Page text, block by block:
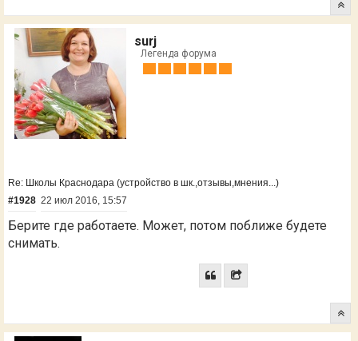
surj
Легенда форума
Re: Школы Краснодара (устройство в шк.,отзывы,мнения...)
#1928 22 июл 2016, 15:57
Берите где работаете. Может, потом поближе будете
снимать.